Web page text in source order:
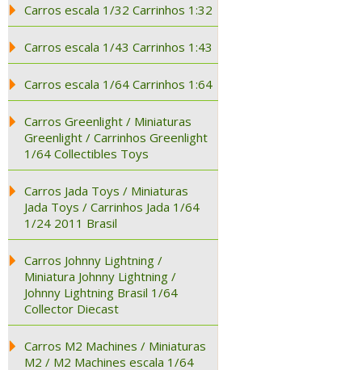
Carros escala 1/32 Carrinhos 1:32
Carros escala 1/43 Carrinhos 1:43
Carros escala 1/64 Carrinhos 1:64
Carros Greenlight / Miniaturas
Greenlight / Carrinhos Greenlight
1/64 Collectibles Toys
Carros Jada Toys / Miniaturas
Jada Toys / Carrinhos Jada 1/64
1/24 2011 Brasil
Carros Johnny Lightning /
Miniatura Johnny Lightning /
Johnny Lightning Brasil 1/64
Collector Diecast
Carros M2 Machines / Miniaturas
M2 / M2 Machines escala 1/64